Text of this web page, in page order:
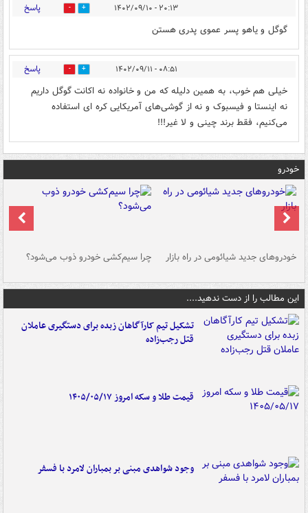
۲۰:۱۳ - ۱۴۰۲/۰۹/۱۰ 0 پاسخ
گوگل و یاهو پسر عموی پدری هستن
۰۸:۵۱ - ۱۴۰۲/۰۹/۱۱ 1 پاسخ
خیلی هم خوب، به همین دلیله که من و خانواده نه اکانت گوگل داریم
نه اینستا و فیسبوک و نه از گوشی‌های آمریکایی کره ای استفاده
می‌کنیم، فقط برند چینی و لا غیر!!!
خودرو
خودروهای جدید شیائومی در راه بازار چرا سیم‌کشی خودرو ذوب می‌شود؟
این مطالب را از دست ندهید....
تشکیل تیم کارآگاهان زبده برای دستگیری عاملان
قتل رجب‌زاده
قیمت طلا و سکه امروز ۱۴۰۵/۰۵/۱۷
وجود شواهدی مبنی بر بمباران لامرد با فسفر